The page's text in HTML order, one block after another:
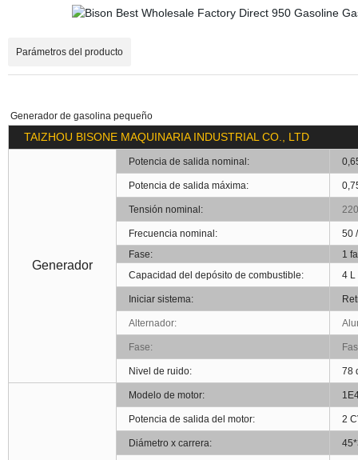
Parámetros del producto
Generador de gasolina pequeño
TAIZHOU BISONE MAQUINARIA INDUSTRIAL
Generador
Potencia de salida nominal:
Potencia de salida máxima:
Tensión nominal:
Frecuencia nominal:
50
Fase:
1
Capacidad del depósito de combustible:
4 L
Iniciar sistema:
Alternador:
Fase:
Nivel de ruido: 78
Modelo de motor:
Potencia de salida del motor: 2
Diámetro x carrera: